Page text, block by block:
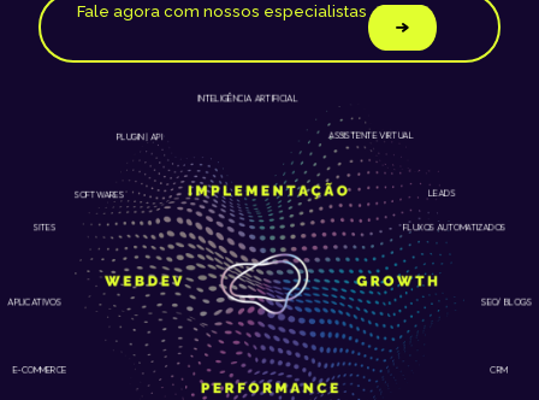
Fale agora com nossos especialistas
APLICATIVOS
SITES
E-COMMERCE CRM
SEO/ BLOGS
FLUXOS AUTOMATIZADOS
INTELIGÊNCIA ARTIFICIAL
PLUGIN | API
SOFTWARES
ASSISTENTE VIRTUAL
LEADS